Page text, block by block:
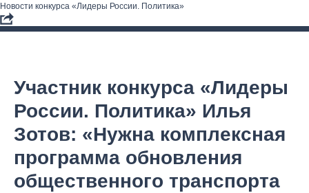
Новости конкурса «Лидеры России. Политика»
Участник конкурса «Лидеры
России. Политика» Илья
Зотов: «Нужна комплексная
программа обновления
общественного транспорта